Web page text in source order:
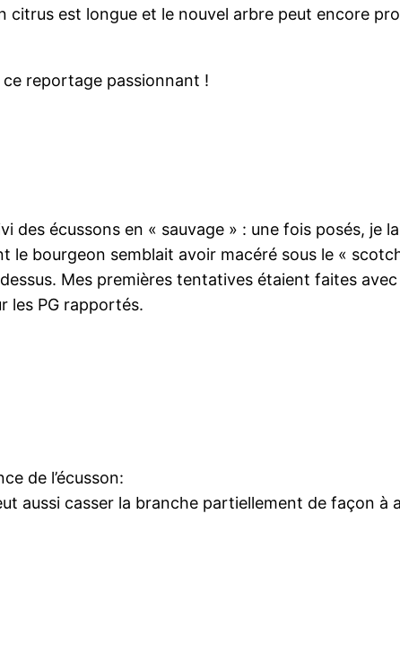
citrus est longue et le nouvel arbre peut encore
reportage passionnant !
écussons en « sauvage » : une fois posés, je
le bourgeon semblait avoir macéré sous le «
Mes premières tentatives étaient faites
les PG rapportés.
de l’écusson:
aussi casser la branche partiellement de façon à